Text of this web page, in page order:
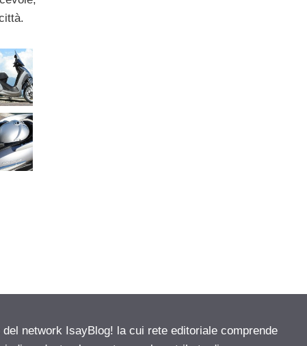
network IsayBlog! la cui rete editoriale comprende